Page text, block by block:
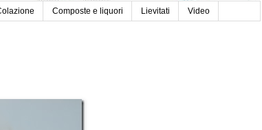
Composte e liquori Lievitati Video